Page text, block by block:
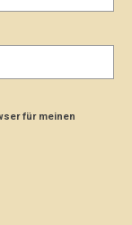
für meinen